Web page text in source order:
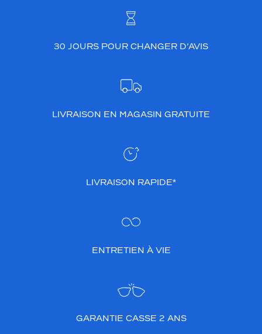
30 JOURS POUR CHANGER D’AVIS
LIVRAISON EN MAGASIN GRATUITE
LIVRAISON RAPIDE*
ENTRETIEN À VIE
GARANTIE CASSE 2 ANS